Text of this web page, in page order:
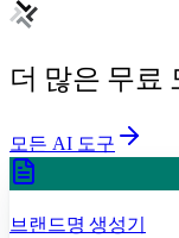
더 많은 무료
모든 AI 도구
브랜드명 생성기